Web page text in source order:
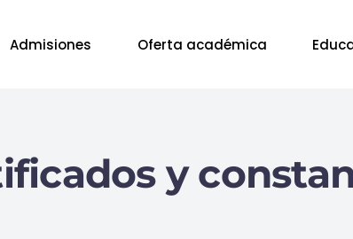
Admisiones Oferta académica
y